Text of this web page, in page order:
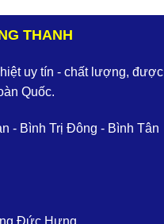
THANH
uy tín - chất lượng, được
Quốc.
- Bình Trị Đông - Bình Tân
Đức Hưng